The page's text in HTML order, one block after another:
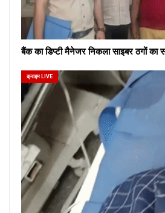
बैंक का डिप्टी मैनेजर निकला साइबर ठगों का
क्राइम LIVE